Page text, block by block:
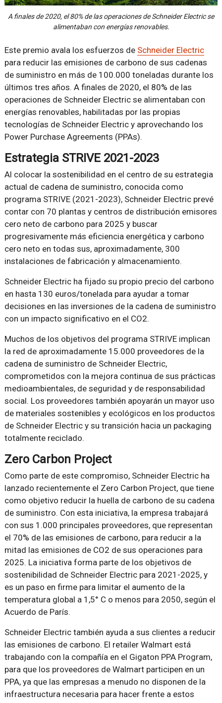
A finales de 2020, el 80% de las operaciones de Schneider Electric se
alimentaban con energías renovables.
Este premio avala los esfuerzos de Schneider Electric
para reducir las emisiones de carbono de sus cadenas
de suministro en más de 100.000 toneladas durante los
últimos tres años. A finales de 2020, el 80% de las
operaciones de Schneider Electric se alimentaban con
energías renovables, habilitadas por las propias
tecnologías de Schneider Electric y aprovechando los
Power Purchase Agreements (PPAs).
Estrategia STRIVE 2021-2023
Al colocar la sostenibilidad en el centro de su estrategia
actual de cadena de suministro, conocida como
programa STRIVE (2021-2023), Schneider Electric prevé
contar con 70 plantas y centros de distribución emisores
cero neto de carbono para 2025 y buscar
progresivamente más eficiencia energética y carbono
cero neto en todas sus, aproximadamente, 300
instalaciones de fabricación y almacenamiento.
Schneider Electric ha fijado su propio precio del carbono
en hasta 130 euros/tonelada para ayudar a tomar
decisiones en las inversiones de la cadena de suministro
con un impacto significativo en el CO2.
Muchos de los objetivos del programa STRIVE implican
la red de aproximadamente 15.000 proveedores de la
cadena de suministro de Schneider Electric,
comprometidos con la mejora continua de sus prácticas
medioambientales, de seguridad y de responsabilidad
social. Los proveedores también apoyarán un mayor uso
de materiales sostenibles y ecológicos en los productos
de Schneider Electric y su transición hacia un packaging
totalmente reciclado.
Zero Carbon Project
Como parte de este compromiso, Schneider Electric ha
lanzado recientemente el Zero Carbon Project, que tiene
como objetivo reducir la huella de carbono de su cadena
de suministro. Con esta iniciativa, la empresa trabajará
con sus 1.000 principales proveedores, que representan
el 70% de las emisiones de carbono, para reducir a la
mitad las emisiones de CO2 de sus operaciones para
2025. La iniciativa forma parte de los objetivos de
sostenibilidad de Schneider Electric para 2021-2025, y
es un paso en firme para limitar el aumento de la
temperatura global a 1,5° C o menos para 2050, según el
Acuerdo de París.
Schneider Electric también ayuda a sus clientes a reducir
las emisiones de carbono. El retailer Walmart está
trabajando con la compañía en el Gigaton PPA Program,
para que los proveedores de Walmart participen en un
PPA, ya que las empresas a menudo no disponen de la
infraestructura necesaria para hacer frente a estos